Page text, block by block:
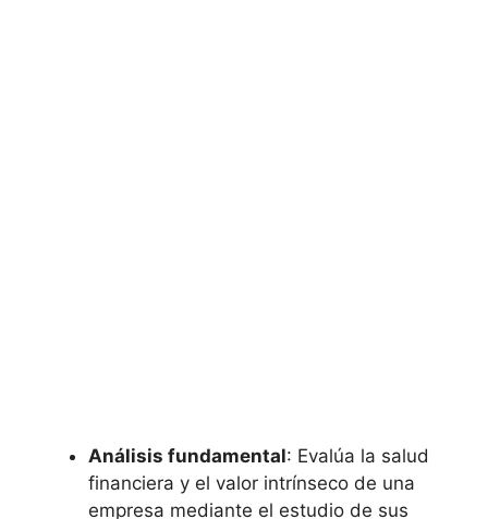
Análisis fundamental: Evalúa la salud
financiera y el valor intrínseco de una
empresa mediante el estudio de sus